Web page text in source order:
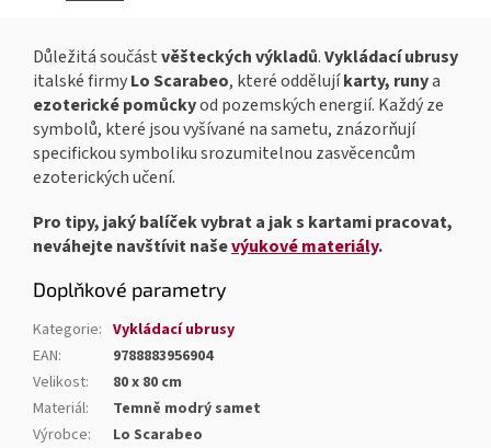
Důležitá součástvěšteckých výkladů.Vykládací ubrusy
italské firmyLo Scarabeo, které oddělujíkarty, runya
ezoterické pomůckyod pozemských energií. Každý ze
symbolů, které jsou vyšívané na sametu, znázorňují
specifickou symboliku srozumitelnou zasvěcencům
ezoterických učení.
Pro tipy, jaký balíček vybrat a jak s kartami pracovat,
neváhejte navštívit naševýukové materiály.
Doplňkové parametry
Kategorie: Vykládací ubrusy
EAN:
9788883956904
Velikost:
80 x 80 cm
Materiál:
Temně modrý samet
Výrobce: Lo Scarabeo